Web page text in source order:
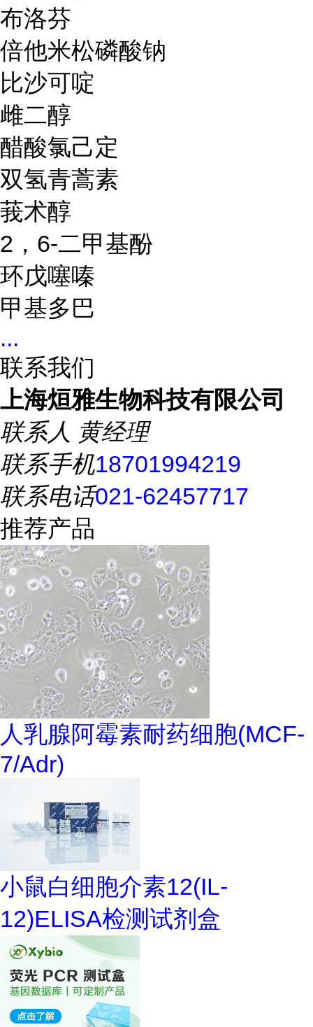
布洛芬
倍他米松磷酸钠
比沙可啶
雌二醇
醋酸氯己定
双氢青蒿素
莪术醇
2，6-二甲基酚
环戊噻嗪
甲基多巴
...
联系我们
上海烜雅生物科技有限公司
联系人 黄经理
联系手机18701994219
联系电话021-62457717
推荐产品
人乳腺阿霉素耐药细胞(MCF-
7/Adr)
小鼠白细胞介素12(IL-
12)ELISA检测试剂盒